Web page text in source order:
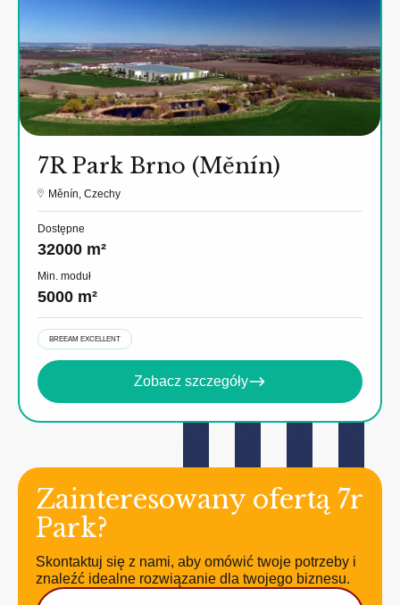
7R Park Brno (Měnín)
Měnín, Czechy
Dostępne
32000 m²
Min. moduł
5000 m²
BREEAM EXCELLENT
Zobacz szczegóły
Zainteresowany ofertą 7r
Park?
Skontaktuj się z nami, aby omówić twoje potrzeby i
znaleźć idealne rozwiązanie dla twojego biznesu.